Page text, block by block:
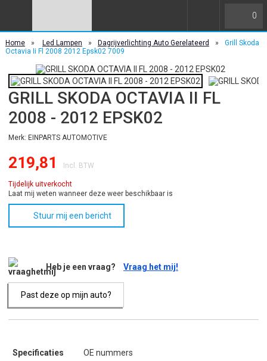
0
Home » Led Lampen » Dagrijverlichting Auto Gerelateerd »
Grill Skoda
Octavia Ii Fl 2008 2012 Epsk02 7009
GRILL SKODA OCTAVIA II FL
2008 - 2012 EPSK02
Merk: EINPARTS AUTOMOTIVE
219,81 Incl. BTW
Tijdelijk uitverkocht
Laat mij weten wanneer deze weer beschikbaar is
Stuur mij een bericht
Heb je een vraag? Vraag het mij!
Past deze op mijn auto?
Specificaties OE nummers